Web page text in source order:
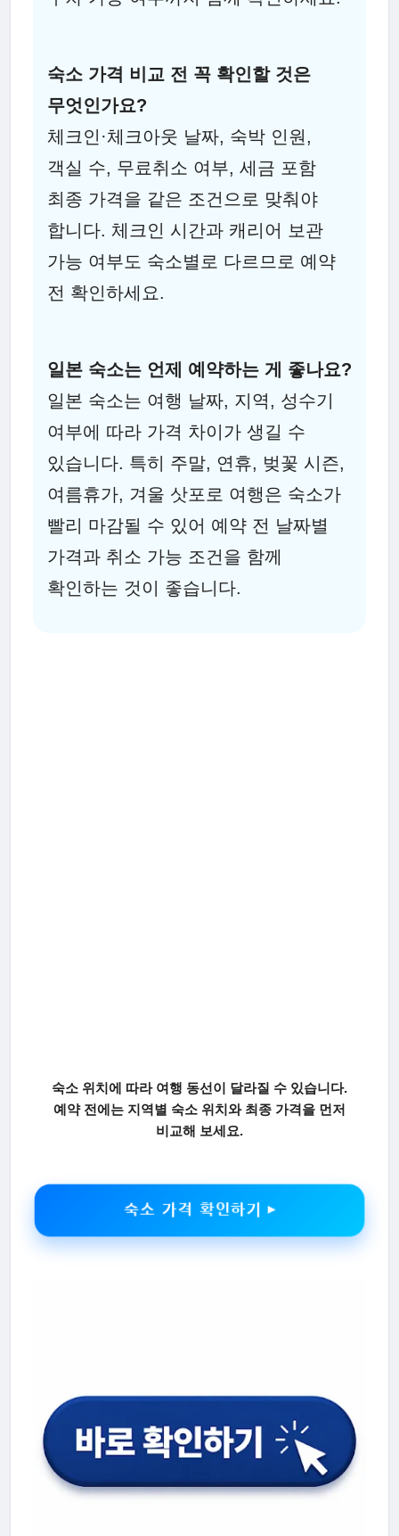
숙소 가격 비교 전 꼭 확인할 것은
무엇인가요?
체크인·체크아웃 날짜, 숙박 인원,
객실 수, 무료취소 여부, 세금 포함
최종 가격을 같은 조건으로 맞춰야
합니다. 체크인 시간과 캐리어 보관
가능 여부도 숙소별로 다르므로 예약
전 확인하세요.
일본 숙소는 언제 예약하는 게 좋나요?
일본 숙소는 여행 날짜, 지역, 성수기
여부에 따라 가격 차이가 생길 수
있습니다. 특히 주말, 연휴, 벚꽃 시즌,
여름휴가, 겨울 삿포로 여행은 숙소가
빨리 마감될 수 있어 예약 전 날짜별
가격과 취소 가능 조건을 함께
확인하는 것이 좋습니다.
숙소 위치에 따라 여행 동선이 달라질 수 있습니다.
예약 전에는 지역별 숙소 위치와 최종 가격을 먼저
비교해 보세요.
숙소 가격 확인하기 ▶